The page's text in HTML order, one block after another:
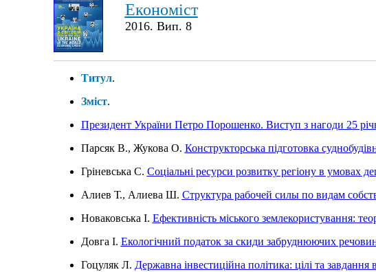
Економіст
2016. Вип. 8
Титул.
Зміст.
Президент України Петро Порошенко. Виступ з нагоди 25
Парсяк В., Жукова О. Конструкторська підготовка
Гріневська С. Соціальні ресурси розвитку регіону в умовах
Алиев Т., Алиева Ш. Структура рабочей силы по видам
Новаковська І. Ефективність міського землекористування:
Довга І. Екологічний податок за скиди забруднюючих
Гоцуляк Л. Державна інвестиційна політика: цілі та